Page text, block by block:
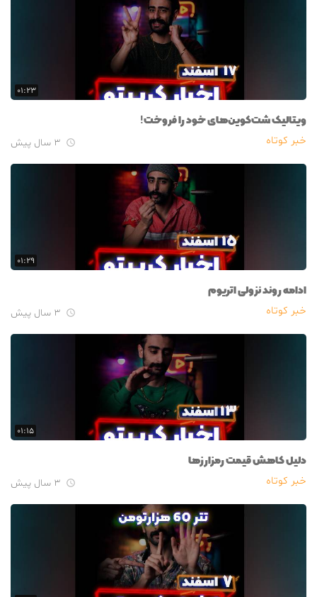
۰۱:۲۳
ویتالیک شت‌کوین‌های خود را فروخت!
خبر کوتاه ۳ سال پیش
۰۱:۲۹
ادامه روند نزولی اتریوم
خبر کوتاه ۳ سال پیش
۰۱:۱۵
دلیل کاهش قیمت رمزارزها
خبر کوتاه ۳ سال پیش